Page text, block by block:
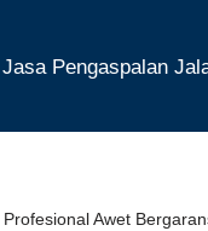
Jasa Pengaspalan
Awet